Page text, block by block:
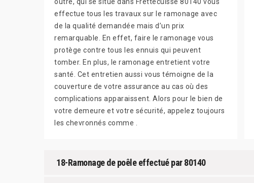
effectue tous les travaux sur le ramonage avec
de la qualité demandée mais d’un prix
remarquable. En effet, faire le ramonage vous
protège contre tous les ennuis qui peuvent
tomber. En plus, le ramonage entretient votre
santé. Cet entretien aussi vous témoigne de la
couverture de votre assurance au cas où des
complications apparaissent. Alors pour le bien de
votre demeure et votre sécurité, appelez toujours
les chevronnés comme .
18-Ramonage de poêle effectué par 80140